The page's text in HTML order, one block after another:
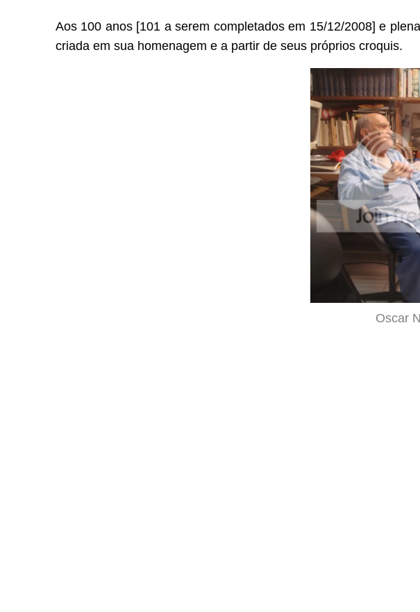
Aos 100 anos [101 a serem completados em 15/12/2008] e
criada em sua homenagem e a partir de seus próprios croquis.
Oscar